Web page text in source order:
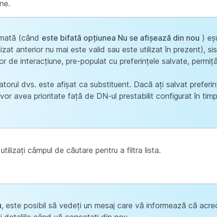
(când este bifată opțiunea Nu se afișează din nou )
anterior nu mai este valid sau este utilizat în prezent),
de interacțiune, pre-populat cu preferințele salvate,
dvs. este afișat ca substituent. Dacă ați salvat
avea prioritate față de DN-ul prestabilit configurat în
câmpul de căutare pentru a filtra lista.
, este posibil să vedeți un mesaj care vă informează că